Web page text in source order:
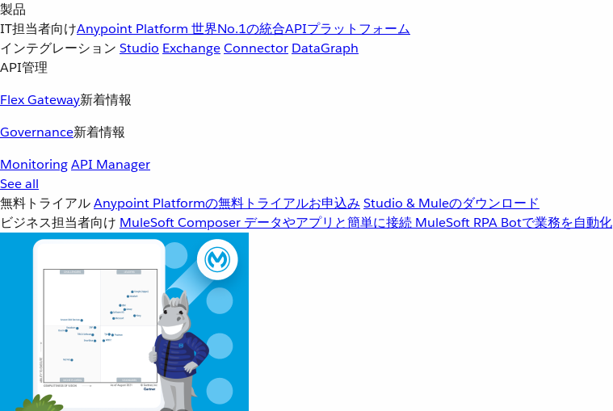
製品
IT担当者向けAnypoint Platform 世界No.1の統合APIプラットフォーム
インテグレーション Studio ExchangeConnector DataGraph
API管理
Flex Gateway新着情報
Governance新着情報
MonitoringAPI Manager
See all
無料トライアルAnypoint Platformの無料トライアルお申込み Studio & Muleのダウンロード
ビジネス担当者向け MuleSoft Composer データやアプリと簡単に接続 MuleSoft RPA Botで業務を自動化